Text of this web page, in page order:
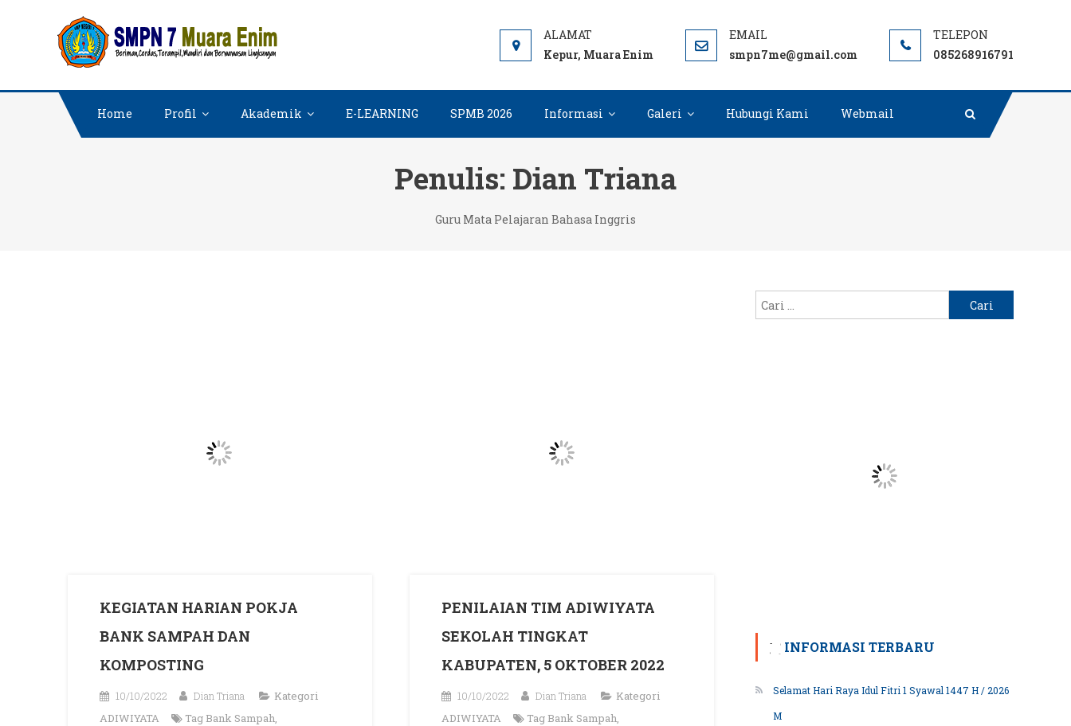
Website SMPN 7 Muara Enim, Informasi, PPDB dan E-learning sekolah. SMP Negeri terbaik rujukan di Muara Enim.
Kepur, Muara Enim
smpn7me@gmail.com 085268916791
Home Profil Akademik E-LEARNING SPMB 2026 Informasi Galeri Hubungi Kami Webmail
Penulis: Dian Triana
Guru Mata Pelajaran Bahasa Inggris
KEGIATAN HARIAN POKJA
BANK SAMPAH DAN
KOMPOSTING
10/10/2022 Dian Triana
Kategori
ADIWIYATA
Tag Bank Sampah,
PENILAIAN TIM ADIWIYATA
SEKOLAH TINGKAT
KABUPATEN, 5 OKTOBER 2022
10/10/2022 Dian Triana
Kategori
ADIWIYATA
Tag Bank Sampah,
Cari
untuk:
INFORMASI TERBARU
Selamat Hari Raya Idul Fitri 1 Syawal 1447 H / 2026
M